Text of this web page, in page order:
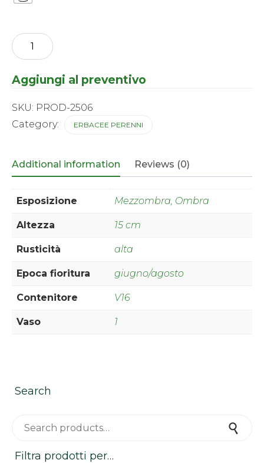
Hosta
-
hybrida
Mouse
Aggiungi al preventivo
SKU: PROD-2506
Category:
ERBACEE PERENNI
Additional information Reviews (0)
Esposizione Mezzombra, Ombra
Altezza 15 cm
Rusticità alta
Epoca fioritura giugno/agosto
Contenitore V16
Vaso 1
Search
Filtra prodotti per…